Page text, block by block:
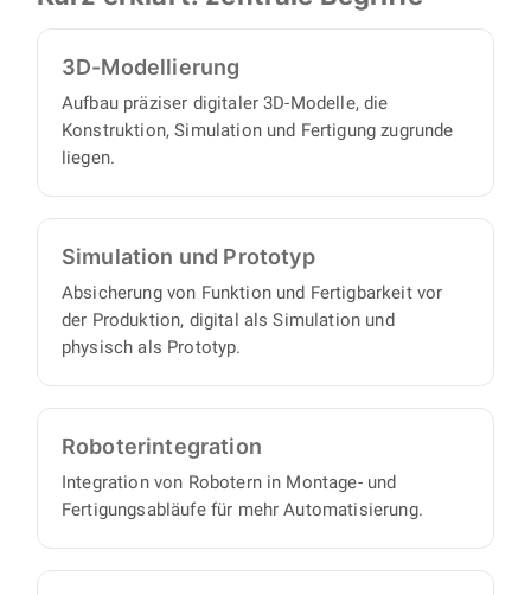
Abdeckungen.
3D-Modellierung
Aufbau präziser digitaler 3D-Modelle, die
Konstruktion, Simulation und Fertigung zugrunde
liegen.
Simulation und Prototyp
Absicherung von Funktion und Fertigbarkeit vor
der Produktion, digital als Simulation und
physisch als Prototyp.
Roboter­integration
Integration von Robotern in Montage- und
Fertigungsabläufe für mehr Automatisierung.